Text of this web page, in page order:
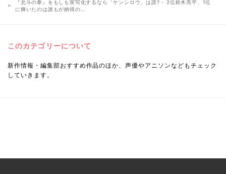
『北斗の拳』をもしも実写化するなら「ケンシロウ」は誰? - 2位鈴木亮平、1位
に輝いたのは誰もが納得の…
このカテゴリーについて
新作情報・編集部おすすめ作品のほか、声優やアニソンなどもチェック
していきます。